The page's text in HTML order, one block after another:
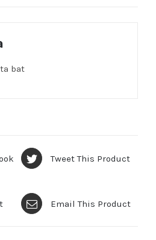
bat
Tweet This Product
Email This Product